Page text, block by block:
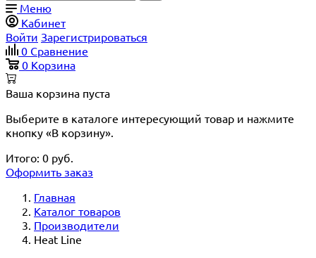
Меню
Кабинет
Войти Зарегистрироваться
0 Сравнение
0 Корзина
Ваша корзина пуста
Выберите в каталоге интересующий товар и нажмите
кнопку «В корзину».
Итого: 0 руб.
Оформить заказ
Главная
Каталог товаров
Производители
Heat Line